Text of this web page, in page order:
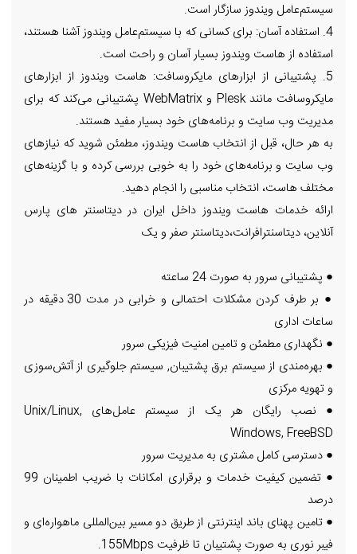
سیستم‌عامل ویندوز سازگار است.
4. استفاده آسان: برای کسانی که با سیستم‌عامل ویندوز آشنا هستند،
استفاده از هاست ویندوز بسیار آسان و راحت است.
5. پشتیبانی از ابزارهای مایکروسافت: هاست ویندوز از ابزارهای
مایکروسافت مانند Plesk و WebMatrix پشتیبانی می‌کند که برای
مدیریت وب سایت و برنامه‌های خود بسیار مفید هستند.
به هر حال، قبل از انتخاب هاست ویندوز، مطمئن شوید که نیازهای
وب سایت و برنامه‌های خود را به خوبی بررسی کرده و با گزینه‌های
مختلف هاست، انتخاب مناسبی را انجام دهید.
ارائه خدمات هاست ویندوز داخل ایران در دیتاسنتر های پارس
آنلاین، دیتاسنترافرانت،دیتاسنتر صفر و یک
● پشتیبانی سرور به صورت 24 ساعته
● بر طرف کردن مشکلات احتمالی و خرابی در مدت 30 دقیقه در
ساعات اداری
● نگهداری مطمئن و تامین امنیت فیزیکی سرور
● بهره‌مندی از سیستم برق پشتیبان, سیستم جلوگیری از آتش‌سوزی
و تهویه مرکزی
● نصب رایگان هر یک از سیستم عامل‌های Unix/Linux,
Windows, FreeBSD
● دسترسی کامل مشتری به مدیریت سرور
● تضمین کیفیت خدمات و برقراری امکانات با ضریب اطمینان 99
درصد
● تامین پهنای باند اینترنتی از طریق دو مسیر بین‌المللی ماهواره‌ای و
فیبر نوری به صورت پشتیبان تا ظرفیت 155Mbps.